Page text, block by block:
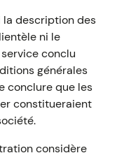
la description des
ni le
conclu
générales
conclure que les
constitueraient
considère